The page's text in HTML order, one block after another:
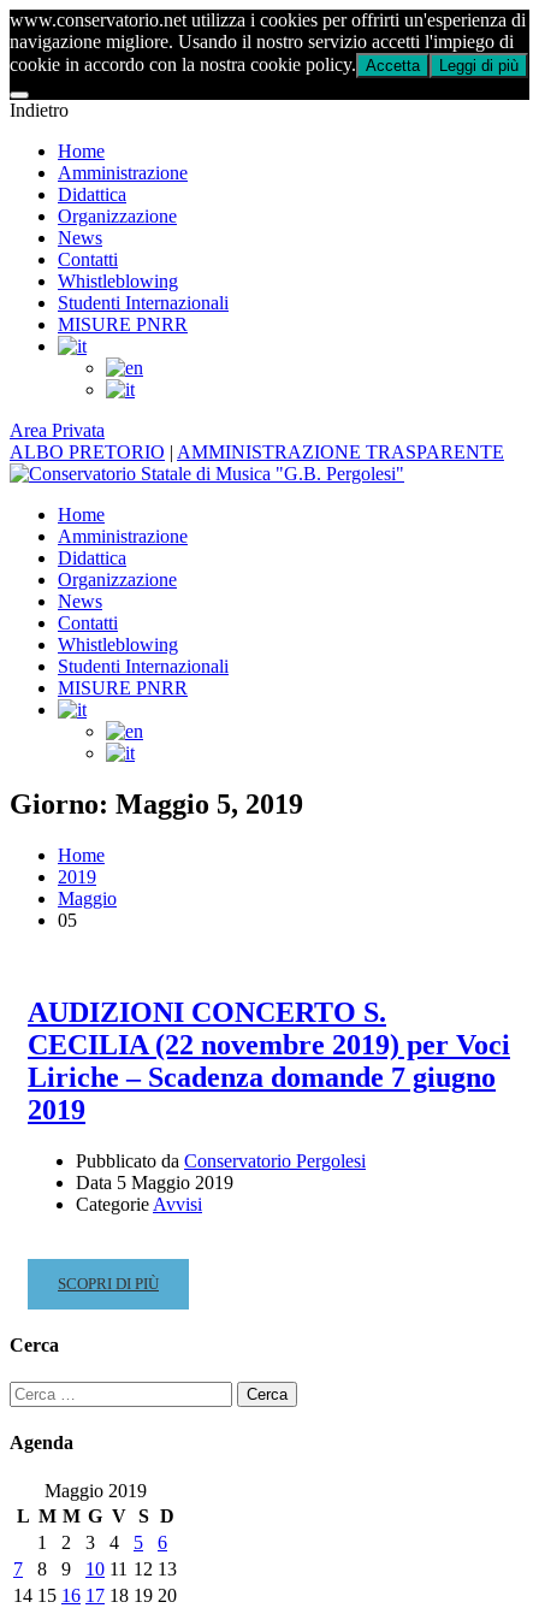
www.conservatorio.net utilizza i cookies per offrirti un'esperienza di
navigazione migliore. Usando il nostro servizio accetti l'impiego di
cookie in accordo con la nostra cookie policy. Accetta Leggi di più
Indietro
Home
Amministrazione
Didattica
Organizzazione
News
Contatti
Whistleblowing
Studenti Internazionali
MISURE PNRR
Area Privata
ALBO PRETORIO | AMMINISTRAZIONE TRASPARENTE
Home
Amministrazione
Didattica
Organizzazione
News
Contatti
Whistleblowing
Studenti Internazionali
MISURE PNRR
Giorno: Maggio 5, 2019
Home
2019
Maggio
05
AUDIZIONI CONCERTO S.
CECILIA (22 novembre 2019) per Voci
Liriche – Scadenza domande 7 giugno
2019
Pubblicato da Conservatorio Pergolesi
Data 5 Maggio 2019
Categorie Avvisi
READ
MORE
AUDIZIONI
CONCERTO
S.
(22
2019)
PER
VOCI
LIRICHE
–
SCOPRI DI PIÙ
Cerca
Ricerca
per:
Agenda
Maggio 2019
L M M G V S D
1
2 3 4 5
6
7
8 9 10 11 12 13
14 15 16 17 18 19 20